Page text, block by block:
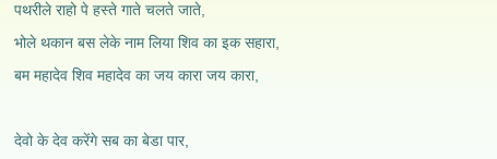
पथरीले राहो पे हस्ते गाते चलते जाते,
भोले थकान बस लेके नाम लिया शिव का इक सहारा,
बम महादेव शिव महादेव का जय कारा जय कारा,
देवो के देव करेंगे सब का बेडा पार,